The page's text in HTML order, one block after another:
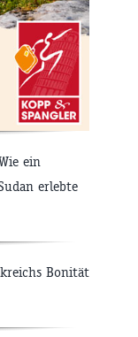
ein
erlebte
Bonität